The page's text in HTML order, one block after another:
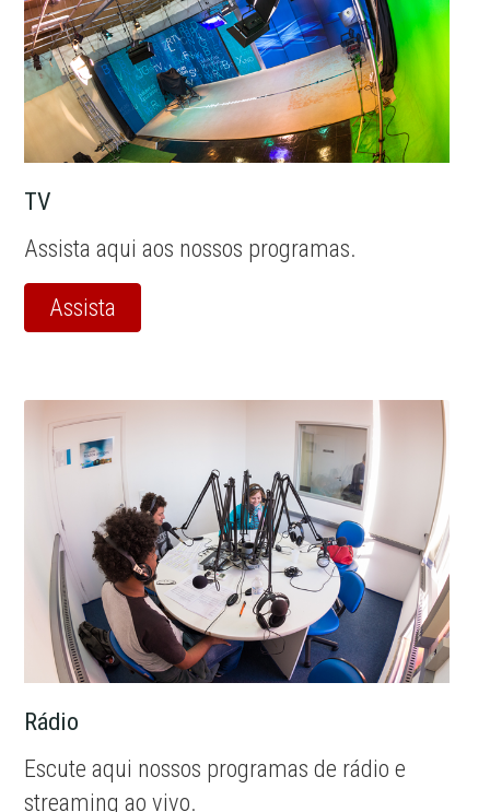
TV
Assista aqui aos nossos programas.
Assista
Rádio
Escute aqui nossos programas de rádio e
streaming ao vivo.